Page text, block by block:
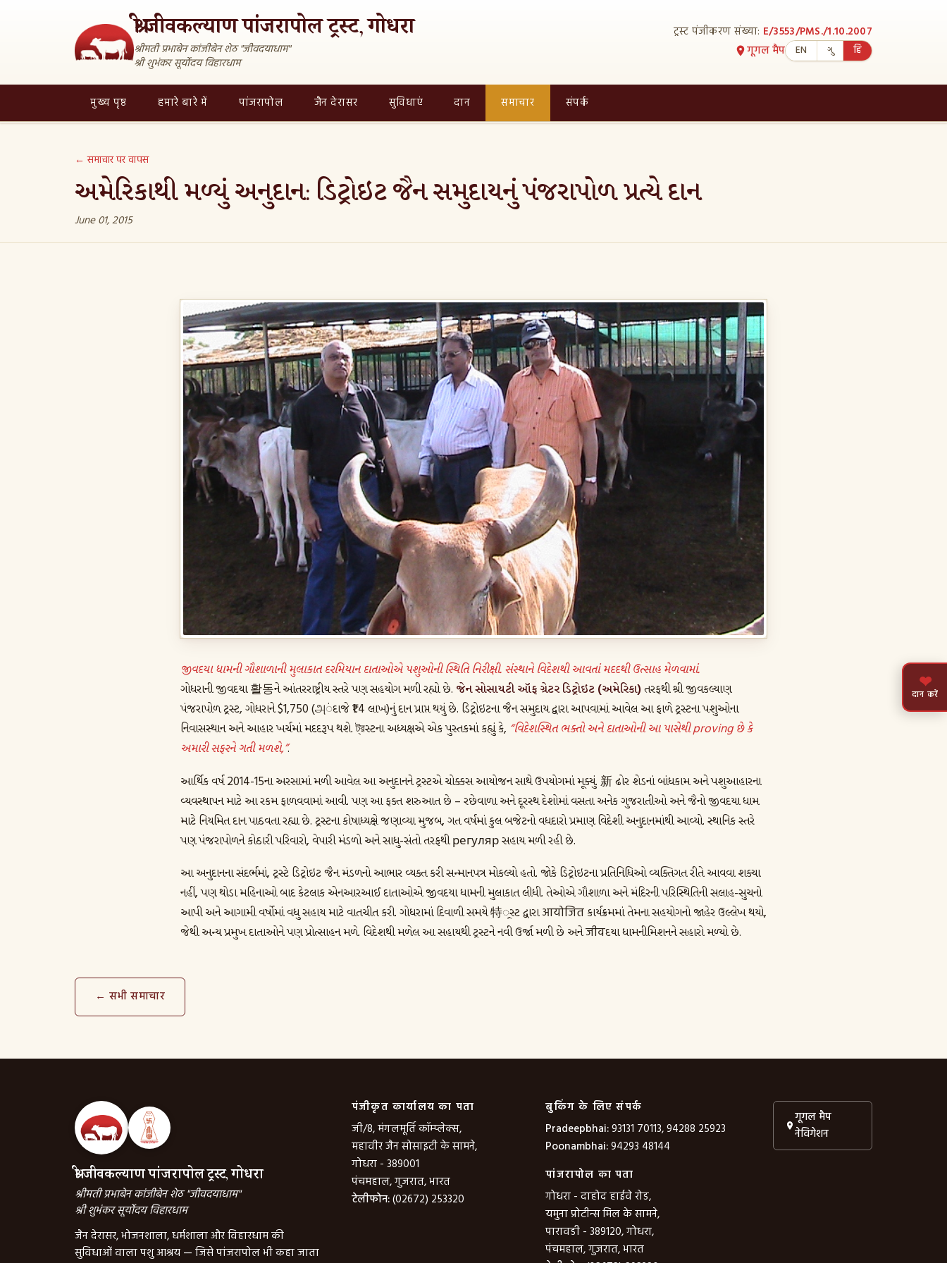
श्री जीवकल्याण पांजरापोल ट्रस्ट, गोधरा
श्रीमती प्रभाबेन कांजीबेन शेठ "जीवदयाधाम"
श्री शुभंकर सूर्योदय विहारधाम
ट्रस्ट पंजीकरण संख्या: E/3553/PMS./1.10.2007
गूगल मैप
EN ગુ हि
मुख्य पृष्ठ हमारे बारे में पांजरापोल जैन देरासर सुविधाएं दान समाचार संपर्क
❤
दान करें
← समाचार पर वापस
અમેરિકાથી મળ્યું અનુદાન: ડિટ્રોઇટ જૈન સમુદાયનું પંજરાપોળ પ્રત્યે દાન
June 01, 2015
જીવદયા ધામની ગૌશાળાની મુલાકાત દરમિયાન દાતાઓએ પશુઓની સ્થિતિ નિરીક્ષી. સંસ્થાને વિદેશથી આવતાં મદદથી ઉત્સાહ મેળવામાં.
ગોધરાની જીવદયા 활동ને આંતરરાષ્ટ્રીય સ્તરે પણ સહયોગ મળી રહ્યો છે. જેન સોસાયટી ઑફ ગ્રેટર ડિટ્રોઇટ (અમેરિકા)તરફથી શ્રી જીવકલ્યાણ
પંજરાપોળ ટ્રસ્ટ, ગોધરાને $1,750 (அંદાજે ₹1.4 લાખ)નું દાન પ્રાપ્ત થયું છે. ડિટ્રોઇટના જૈન સમુદાય દ્વારા આપવામાં આવેલ આ ફાળે ટ્રસ્ટના પશુઓના
નિવાસસ્થાન અને આહાર ખર્ચમાં મદદરૂપ થશે. ট্রસ્ટના અધ્યક્ષએ એક પુસ્તકમાં કહ્યું કે, “વિદેશસ્થિત ભક્તો અને દાતાઓની આ પાસેથી proving છે કે
અમારી સફરને ગતી મળશે,”.
આર્થિક વર્ષ 2014-15ના અરસામાં મળી આવેલ આ અનુદાનને ટ્રસ્ટએ ચોક્કસ આયોજન સાથે ઉપયોગમાં મૂક્યું. 新 ઢોર શેડનાં બાંધકામ અને પશુઆહારના
વ્યવસ્થાપન માટે આ રકમ ફાળવવામાં આવી. પણ આ ફક્ત શરુઆત છે – રછેવાળા અને દૂરસ્થ દેશોમાં વસતા અનેક ગુજરાતીઓ અને જૈનો જીવદયા ધામ
માટે નિયમિત દાન પાઠવતા રહ્યા છે. ટ્રસ્ટના કોષાધ્યક્ષે જણાવ્યા મુજબ, ગત વર્ષમાં કુલ બજેટનો વધદારો પ્રમાણ વિદેશી અનુદાનમાંથી આવ્યો. સ્થાનિક સ્તરે
પણ પંજરાપોળને કોઠારી પરિવારો, વેપારી મંડળો અને સાધુ-સંતો તરફથી регуляр સહાય મળી રહી છે.
આ અનુદાનના સંદર્ભમાં, ટ્રસ્ટે ડિટ્રોઇટ જૈન મંડળનો આભાર વ્યક્ત કરી સન્માનપત્ર મોકલ્યો હતો. જોકે ડિટ્રોઇટના પ્રતિનિધિઓ વ્યક્તિગત રીતે આવવા શક્યા
નહીં, પણ થોડા મહિનાઓ બાદ કેટલાક એનઆરઆઈ દાતાઓએ જીવદયા ધામની મુલાકાત લીધી. તેઓએ ગૌશાળા અને મંદિરની પરિસ્થિતિની સલાહ-સુચનો
આપી અને આગામી વર્ષોમાં વધુ સહાય માટે વાતચીત કરી. ગોધરામાં દિવાળી સમયે 特્રસ્ટ દ્વારા आयोजित કાર્યક્રમમાં તેમના સહયોગનો જાહેર ઉલ્લેખ થયો,
જેથી અન્ય પ્રમુખ દાતાઓને પણ પ્રોત્સાહન મળે. વિદેશથી મળેલ આ સહાયથી ટ્રસ્ટને નવી ઉર્જા મળી છે અને जीवદયા ધામનીમિશનને સહારો મળ્યો છે.
← सभी समाचार
श्री जीवकल्याण पांजरापोल ट्रस्ट, गोधरा
श्रीमती प्रभाबेन कांजीबेन शेठ "जीवदयाधाम"
श्री शुभंकर सूर्योदय विहारधाम
जैन देरासर, भोजनशाला, धर्मशाला और विहारधाम की
सुविधाओं वाला पशु आश्रय — जिसे पांजरापोल भी कहा जाता
पंजीकृत कार्यालय का पता
जी/8, मंगलमूर्ति कॉम्प्लेक्स,
महावीर जैन सोसाइटी के सामने,
गोधरा - 389001
पंचमहाल, गुजरात, भारत
टेलीफोन:(02672) 253320
बुकिंग के लिए संपर्क
Pradeepbhai:93131 70113, 94288 25923
Poonambhai:94293 48144
पांजरापोल का पता
गोधरा - दाहोद हाईवे रोड,
यमुना प्रोटीन्स मिल के सामने,
पारावडी - 389120, गोधरा,
पंचमहाल, गुजरात, भारत
गूगल मैप
नेविगेशन